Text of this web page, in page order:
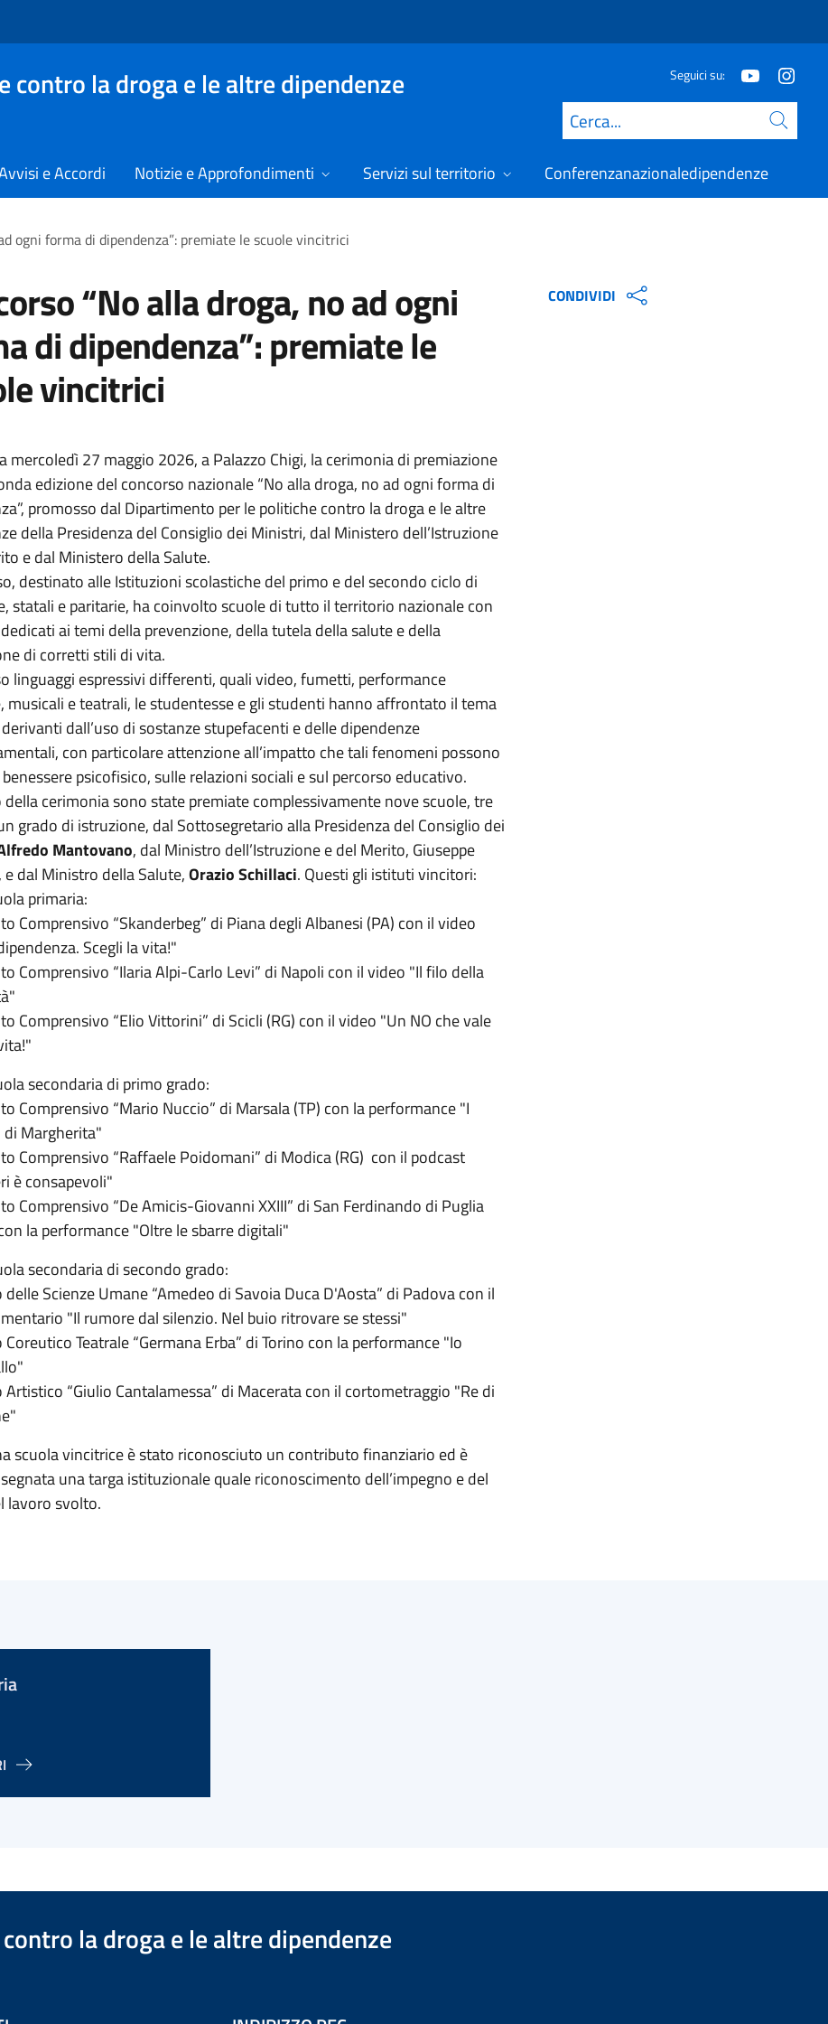
la droga e le altre dipendenze Seguici su:
Cerca
e Accordi Notizie e Approfondimenti Servizi sul territorio Conferenzanazionaledipendenze
ogni forma di dipendenza”: premiate le scuole vincitrici
“No alla droga, no ad ogni
di dipendenza”: premiate le
vincitrici
mercoledì 27 maggio 2026, a Palazzo Chigi, la cerimonia di premiazione
edizione del concorso nazionale “No alla droga, no ad ogni forma di
promosso dal Dipartimento per le politiche contro la droga e le altre
della Presidenza del Consiglio dei Ministri, dal Ministero dell’Istruzione
e dal Ministero della Salute.
destinato alle Istituzioni scolastiche del primo e del secondo ciclo di
statali e paritarie, ha coinvolto scuole di tutto il territorio nazionale con
ai temi della prevenzione, della tutela della salute e della
di corretti stili di vita.
linguaggi espressivi differenti, quali video, fumetti, performance
musicali e teatrali, le studentesse e gli studenti hanno affrontato il tema
dall’uso di sostanze stupefacenti e delle dipendenze
con particolare attenzione all’impatto che tali fenomeni possono
psicofisico, sulle relazioni sociali e sul percorso educativo.
della cerimonia sono state premiate complessivamente nove scuole, tre
grado di istruzione, dal Sottosegretario alla Presidenza del Consiglio dei
Mantovano, dal Ministro dell’Istruzione e del Merito, Giuseppe
e dal Ministro della Salute,Orazio Schillaci. Questi gli istituti vincitori:
primaria:
Comprensivo “Skanderbeg” di Piana degli Albanesi (PA) con il video
Scegli la vita!"
Comprensivo “Ilaria Alpi-Carlo Levi” di Napoli con il video "Il filo della
Comprensivo “Elio Vittorini” di Scicli (RG) con il video "Un NO che vale
secondaria di primo grado:
Comprensivo “Mario Nuccio” di Marsala (TP) con la performance "I
di Margherita"
Comprensivo “Raffaele Poidomani” di Modica (RG) con il podcast
è consapevoli"
Comprensivo “De Amicis-Giovanni XXIII” di San Ferdinando di Puglia
la performance "Oltre le sbarre digitali"
secondaria di secondo grado:
delle Scienze Umane “Amedeo di Savoia Duca D'Aosta” di Padova con il
"Il rumore dal silenzio. Nel buio ritrovare se stessi"
Coreutico Teatrale “Germana Erba” di Torino con la performance "Io
Artistico “Giulio Cantalamessa” di Macerata con il cortometraggio "Re di
scuola vincitrice è stato riconosciuto un contributo finanziario ed è
una targa istituzionale quale riconoscimento dell’impegno e del
lavoro svolto.
CONDIVIDI
la droga e le altre dipendenze